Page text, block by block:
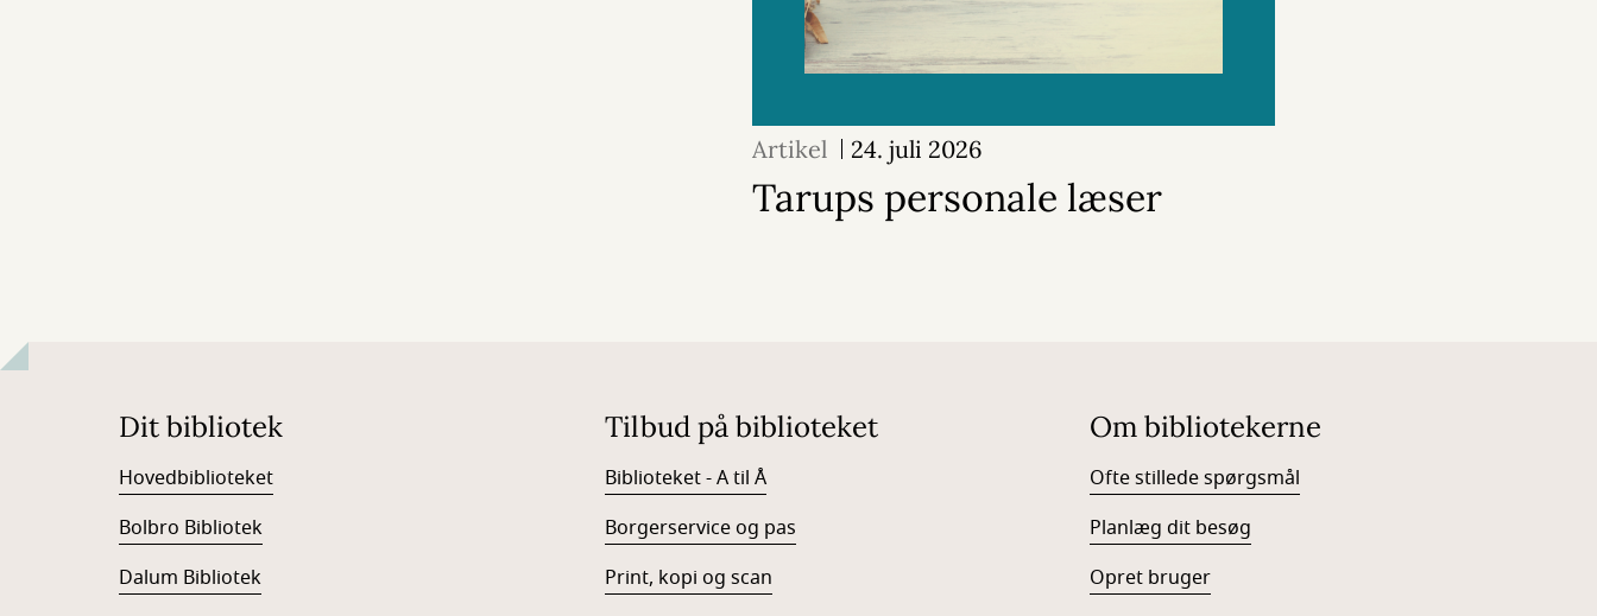
Artikel 24. juli 2026
Tarups personale læser
Dit bibliotek
Hovedbiblioteket
Bolbro Bibliotek
Dalum Bibliotek
Tilbud på biblioteket
Biblioteket - A til Å
Borgerservice og pas
Print, kopi og scan
Om bibliotekerne
Ofte stillede spørgsmål
Planlæg dit besøg
Opret bruger